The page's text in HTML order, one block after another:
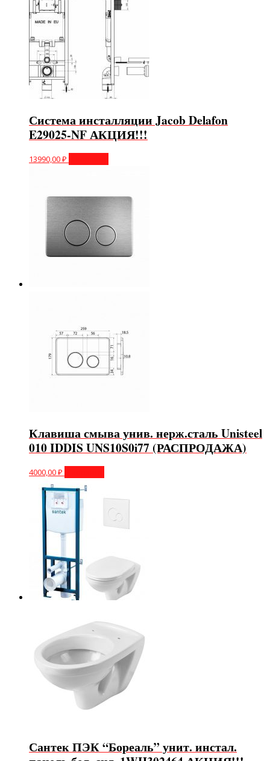
Система инсталляции Jacob Delafon
E29025-NF АКЦИЯ!!!
13990,00₽
Клавиша смыва унив. нерж.сталь Unisteel
010 IDDIS UNS10S0i77 (РАСПРОДАЖА)
4000,00₽
Сантек ПЭК “Бореаль” унит. инстал.